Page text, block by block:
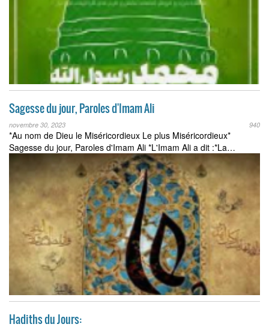
Sagesse du jour, Paroles d'Imam Ali
novembre 30, 2023 940
*Au nom de Dieu le Miséricordieux Le plus Miséricordieux*
Sagesse du jour, Paroles d'Imam Ali *L'Imam Ali a dit :*La…
Hadiths du Jours: